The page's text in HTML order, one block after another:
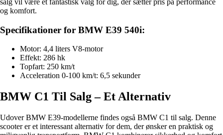
salg vil være et fantastisk valg for dig, der sætter pris på performance
og komfort.
Specifikationer for BMW E39 540i:
Motor: 4,4 liters V8-motor
Effekt: 286 hk
Topfart: 250 km/t
Acceleration 0-100 km/t: 6,5 sekunder
BMW C1 Til Salg – Et Alternativ
Udover BMW E39-modellerne findes også BMW C1 til salg. Denne
scooter er et interessant alternativ for dem, der ønsker en praktisk og